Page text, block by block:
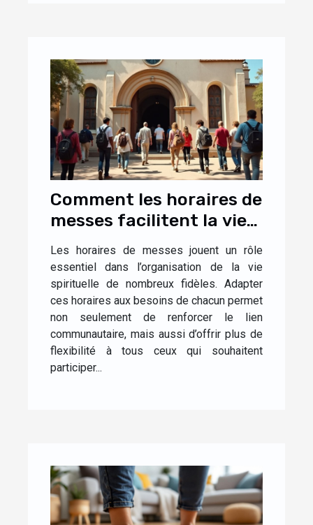
Comment les horaires de
messes facilitent la vie
des fidèles ?
Les horaires de messes jouent un rôle
essentiel dans l’organisation de la vie
spirituelle de nombreux fidèles. Adapter
ces horaires aux besoins de chacun permet
non seulement de renforcer le lien
communautaire, mais aussi d’offrir plus de
flexibilité à tous ceux qui souhaitent
participer...